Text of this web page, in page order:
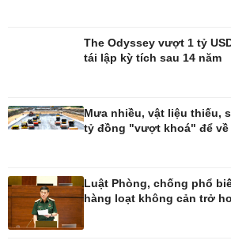
The Odyssey vượt 1 tỷ
tái lập kỳ tích sau 14 năm
Mưa nhiều, vật liệu thiếu,
tỷ đồng "vượt khoá" để về
Luật Phòng, chống phổ
hàng loạt không cản trở